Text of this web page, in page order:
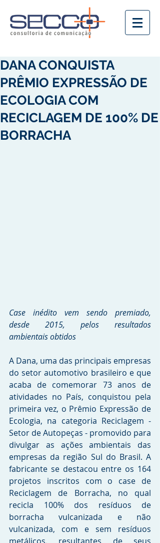
DANA CONQUISTA
PRÊMIO EXPRESSÃO DE
ECOLOGIA COM
RECICLAGEM DE 100% DE
BORRACHA
Case inédito vem sendo premiado,
desde 2015, pelos resultados
ambientais obtidos
A Dana, uma das principais empresas
do setor automotivo brasileiro e que
acaba de comemorar 73 anos de
atividades no País, conquistou pela
primeira vez, o Prêmio Expressão de
Ecologia, na categoria Reciclagem -
Setor de Autopeças - promovido para
divulgar as ações ambientais das
empresas da região Sul do Brasil. A
fabricante se destacou entre os 164
projetos inscritos com o case de
Reciclagem de Borracha, no qual
recicla 100% dos resíduos de
borracha vulcanizada e não
vulcanizada, com e sem resíduos